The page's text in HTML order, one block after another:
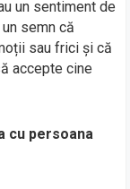
un sentiment de
semn că
sau frici și că
accepte cine
cu persoana